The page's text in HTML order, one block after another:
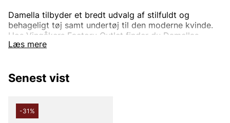
Læs mere
Damella tilbyder et bredt udvalg af stilfuldt og
behageligt tøj samt undertøj til den moderne kvinde.
Hos Vingåkers Factory Outlet finder du Damellas
kollektioner, lige fra undertøj og nattøj til kjoler, bluser
efter hverdagsklæder eller noget særligt til fest eller
Damella er kendt for sine materialer af høj kvalitet og
gennemførte design, der giver både pasform og
Senest vist
-31%